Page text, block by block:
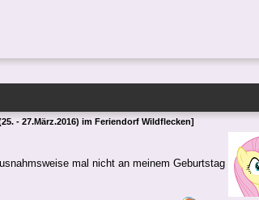
- 27.März.2016) im Feriendorf Wildflecken]
mal nicht an meinem Geburtstag